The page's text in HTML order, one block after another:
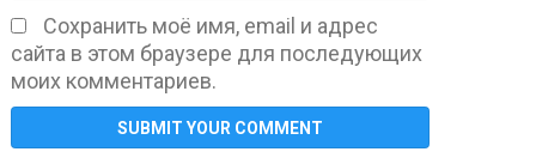
Сохранить моё имя, email и адрес
сайта в этом браузере для последующих
моих комментариев.